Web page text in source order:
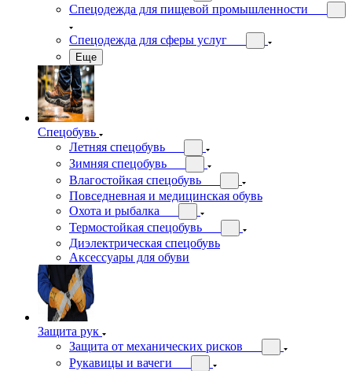
Спецодежда для пищевой промышленности
Спецодежда для сферы услуг
Еще
Спецобувь
Летняя спецобувь
Зимняя спецобувь
Влагостойкая спецобувь
Повседневная и медицинская обувь
Охота и рыбалка
Термостойкая спецобувь
Диэлектрическая спецобувь
Аксессуары для обуви
Защита рук
Защита от механических рисков
Рукавицы и вачеги